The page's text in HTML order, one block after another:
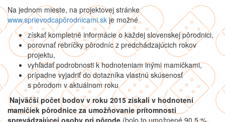
Na jednom mieste, na projektovej stránke
www.sprievodcapôrodnicami.sk je možné
získať kompletné informácie o každej slovenskej pôrodnici,
porovnať rebríčky pôrodníc z predchádzajúcich rokov
projektu,
vyhľadať podrobnosti k hodnoteniam inými mamičkami,
prípadne vyjadriť do dotazníka vlastnú skúsenosť
s pôrodom v aktuálnom roku
Najväčší počet bodov v roku 2015získali v hodnotení
mamičiek pôrodnice za umožňovanie prítomnosti
sprevádzajúcej osoby pri pôrode (bolo to umožnené 90,5 %